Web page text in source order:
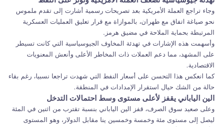
وجاء تراجع العملة الأمريكية بعد تصريحات رسمية أشارت إلى تقدم ملموس
نحو صياغة اتفاق مع طهران، بالموازاة مع قرار تعليق العمليات العسكرية
المرتبطة بحماية الملاحة في مضيق هرمز.
وأسهمت هذه الإشارات في تهدئة المخاوف الجيوسياسية التي كانت تسيطر
على المشهد، مما دعم العملات ذات المخاطر الأعلى وأنعش المعنويات
الاقتصادية.
كما انعكس هذا التحسن على أسعار النفط التي شهدت تراجعا نسبيا، رغم بقاء
حالة من الشك حيال استقرار الإمدادات في المنطقة.
الين الياباني يقفز لأعلى مستوى وسط احتمالات التدخل
وعلى صعيد سوق الصرف، قفز الين الياباني بنسبة تقترب من اثنين في المئة
ليصل إلى مستوى مئة وخمسة وخمسين ينا مقابل الدولار، وهو المستوى